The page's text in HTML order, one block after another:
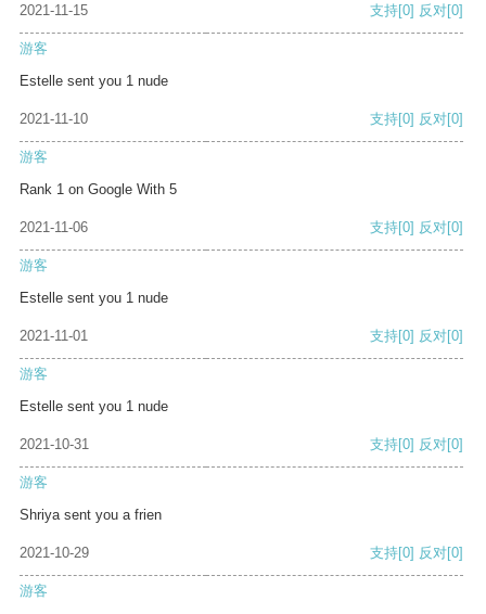
2021-11-15 支持[0] 反对[0]
游客
Estelle sent you 1 nude
2021-11-10 支持[0] 反对[0]
游客
Rank 1 on Google With 5
2021-11-06 支持[0] 反对[0]
游客
Estelle sent you 1 nude
2021-11-01 支持[0] 反对[0]
游客
Estelle sent you 1 nude
2021-10-31 支持[0] 反对[0]
游客
Shriya sent you a frien
2021-10-29 支持[0] 反对[0]
游客